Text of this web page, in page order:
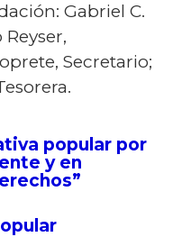
Gabriel C.
Secretario;
popular por
y en